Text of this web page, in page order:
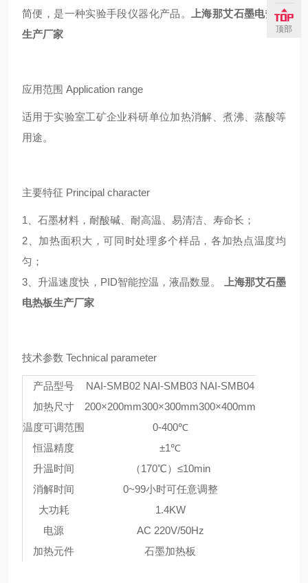
简便，是一种实验手段仪器化产品。
上海那艾石墨电热板
生产厂家
应用范围 Application range
适用于实验室工矿企业科研单位加热消解、煮沸、蒸酸等
用途。
主要特征 Principal character
1、石墨材料，耐酸碱、耐高温、易清洁、寿命长；
2、加热面积大，可同时处理多个样品，各加热点温度均
匀；
3、升温速度快，PID智能控温，液晶数显。
上海那艾石墨
电热板生产厂家
技术参数 Technical parameter
产品型号 NAI-SMB02 NAI-SMB03 NAI-SMB04
加热尺寸
200×200mm300×300mm300×400mm
温度可调范围
0-400℃
恒温精度
±1℃
升温时间
（170℃）≤10min
消解时间
0~99小时可任意调整
大功耗
1.4KW
电源
AC 220V/50Hz
加热元件
石墨加热板
顶部